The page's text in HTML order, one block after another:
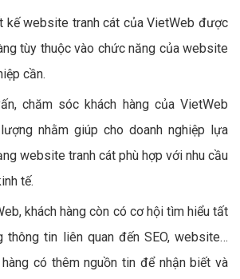
kế website tranh cát của VietWeb được
tùy thuộc vào chức năng của website
cần.
chăm sóc khách hàng của VietWeb
nhằm giúp cho doanh nghiệp lựa
website tranh cát phù hợp với nhu cầu
tế.
khách hàng còn có cơ hội tìm hiểu tất
thông tin liên quan đến SEO, website…
có thêm nguồn tin để nhận biết và